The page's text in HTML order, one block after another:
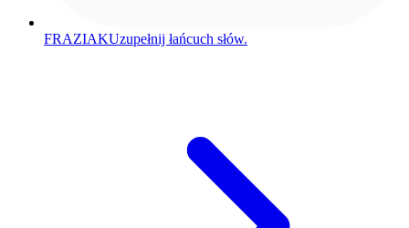
FRAZIAKUzupełnij łańcuch słów.